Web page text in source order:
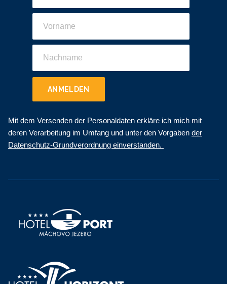
ANMELDEN
Mit dem Versenden der Personaldaten erkläre ich mich mit
deren Verarbeitung im Umfang und unter den Vorgaben der
Datenschutz-Grundverordnung einverstanden.